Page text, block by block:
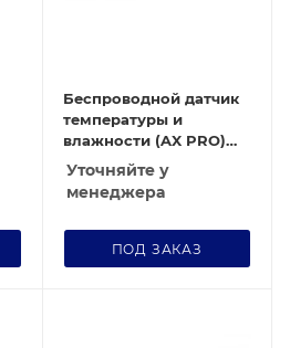
Беспроводной датчик
температуры и
влажности (AX PRO)
DS-PDTPH-E-WE
Уточняйте у
менеджера
ПОД ЗАКАЗ